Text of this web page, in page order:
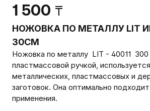
1 500 ₸
НОЖОВКА ПО МЕТАЛЛУ LIT
30СМ
Ножовка по металлу LIT - 40011
пластмассовой ручкой,
металлических, пластмассовых и
заготовок. Она оптимально
применения.